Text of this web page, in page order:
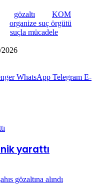
gözaltı
KOM
organize suç örgütü
suçla mücadele
WhatsApp Telegram E-
yarattı